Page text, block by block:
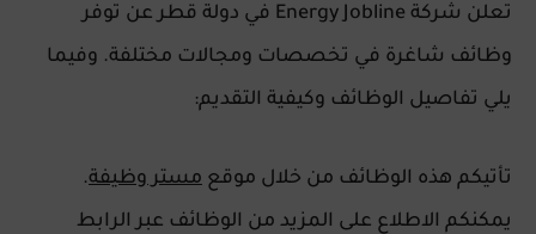
تعلن شركة Energy Jobline في دولة قطر عن توفر
وظائف شاغرة في تخصصات ومجالات مختلفة. وفيما
يلي تفاصيل الوظائف وكيفية التقديم:
تأتيكم هذه الوظائف من خلال موقع مستر وظيفة.
يمكنكم الاطلاع على المزيد من الوظائف عبر الرابط